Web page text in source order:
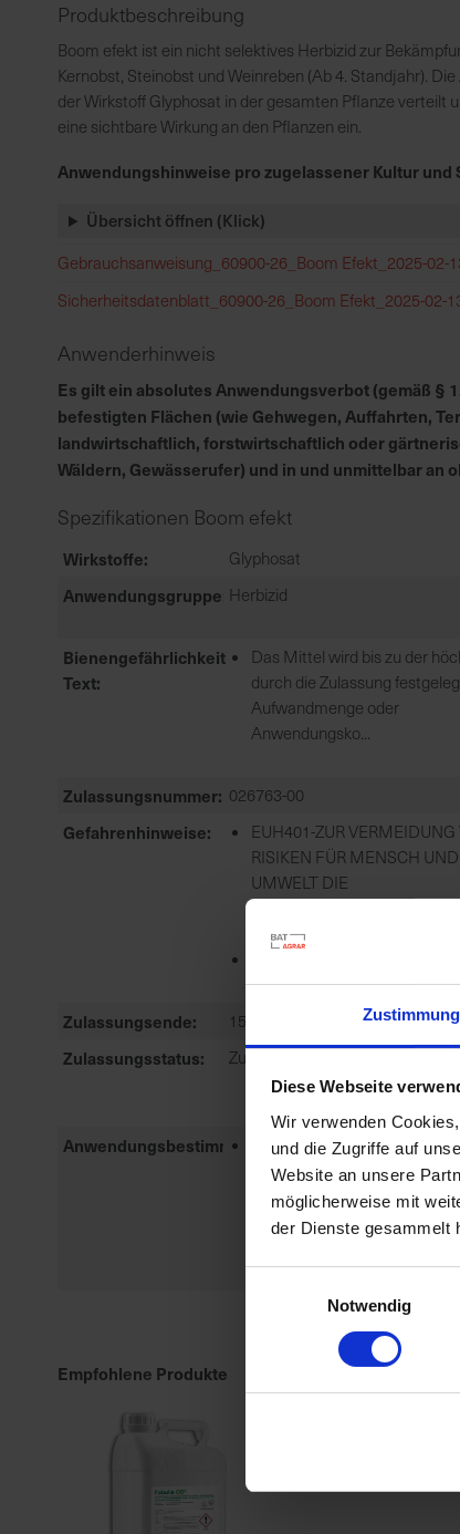
Zustimmung
Diese Webseite
Wir verwenden
und die Zugriffe auf
Website an unsere
möglicherweise mit
der Dienste gesammelt
Notwendig
springen
Produktbeschreibung
Boom efekt ist ein nicht selektives Herbizid zur
Kernobst, Steinobst und Weinreben (Ab 4. Standjahr).
der Wirkstoff Glyphosat in der gesamten Pflanze verteilt
eine sichtbare Wirkung an den Pflanzen ein.
Anwendungshinweise pro zugelassener Kultur und
Übersicht öffnen (Klick)
Gebrauchsanweisung_60900-26_Boom Efekt_2025-02-
Sicherheitsdatenblatt_60900-26_Boom Efekt_2025-02-
Anwenderhinweis
Es gilt ein absolutes Anwendungsverbot (gemäß §
befestigten Flächen (wie Gehwegen, Auffahrten,
landwirtschaftlich, forstwirtschaftlich oder
Wäldern, Gewässerufer) und in und unmittelbar an
Spezifikationen Boom efekt
Wirkstoffe Glyphosat
Anwendungsgruppe Herbizid
Bienengefährlichkeit
Text
Das Mittel wird bis zu der
durch die Zulassung
Aufwandmenge oder
Anwendungsko...
Zulassungsnummer 026763-00
Gefahrenhinweise
EUH401-ZUR VERMEIDUNG
RISIKEN FÜR MENSCH UND
UMWELT DIE
EINHALTEN.
Zulassungsende 15.12.2026
Zulassungsstatus Zugelassen
AnwendungsbestimmungenNB6641-DAS MITTEL WIRD
DER HÖCHSTEN DURCH
ZULASSUNG
AUFWANDMENGE ODER
Empfohlene Produkte